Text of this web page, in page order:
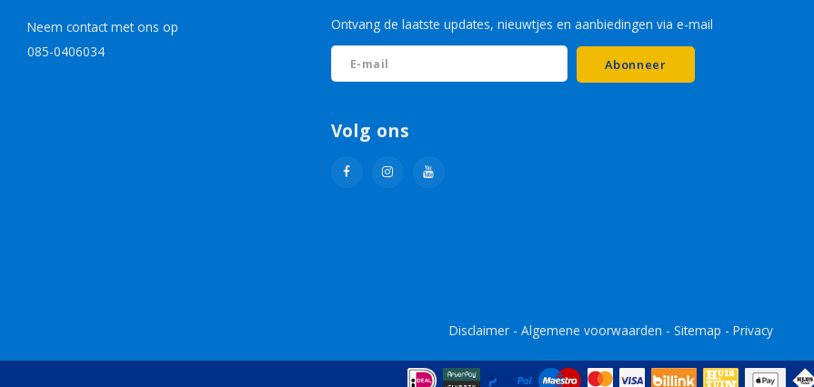
Neem contact met ons op
085-0406034
Ontvang de laatste updates, nieuwtjes en aanbiedingen via e-mail
Abonneer
Volg ons
Disclaimer - Algemene voorwaarden - Sitemap - Privacy